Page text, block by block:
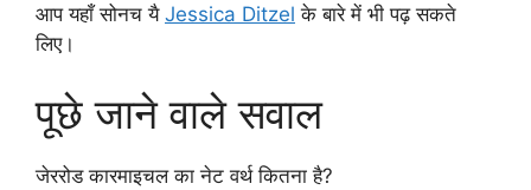
आप यहाँ सोनच यै Jessica Ditzel के बारे में भी पढ़ सकते
लिए।
पूछे जाने वाले सवाल
जेररोड कारमाइचल का नेट वर्थ कितना है?